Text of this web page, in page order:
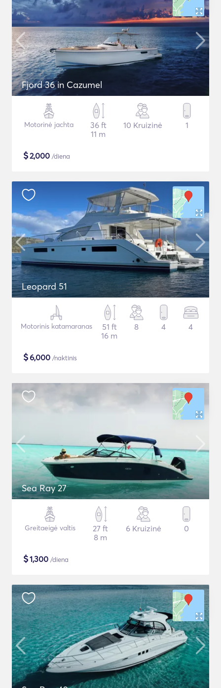
Fjord 36 in Cazumel
Motorinė jachta
36 ft
11 m
10 Kruizinė 1
$2,000 /diena
Leopard 51
Motorinis katamaranas
51 ft
16 m
8 4 4
$6,000 /naktinis
Sea Ray 27
Greitaeigė valtis
27 ft
8 m
6 Kruizinė 0
$1,300 /diena